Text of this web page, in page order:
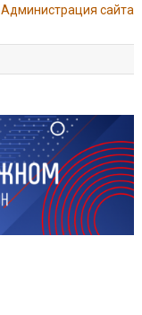
Администрация сайта